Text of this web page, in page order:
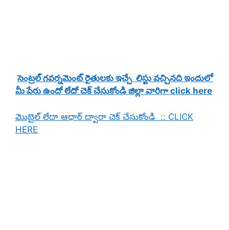
సెంట్రల్ గవర్నమెంట్ రైతులకు ఇచ్చే లిస్టు వచ్చినది ఇందులో
మీ పేరు ఉందో లేదో చెక్ చేసుకోండి జిల్లా వారిగా click here
మొబైల్ లేదా ఆధార్ ద్వారా చెక్ చేసుకోండి :: CLICK
HERE